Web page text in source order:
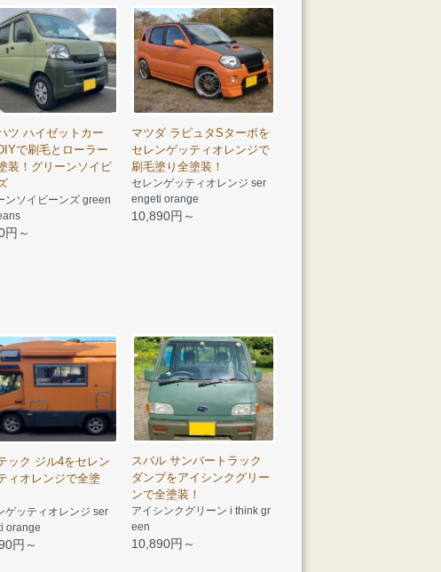
ツ ハイゼットカー
で刷毛とローラー
装！グリーンソイビ
ンソイビーンズ green
円～
マツダ ラピュタSターボを
セレンゲッティオレンジで
刷毛塗り全塗装！
セレンゲッティオレンジ ser
engeti orange
10,890円～
ック ジル4をセレン
ィオレンジで全塗
ゲッティオレンジ ser
orange
円～
スバル サンバートラック
ダンプをアイシンクグリー
ンで全塗装！
アイシンクグリーン i think gr
een
10,890円～